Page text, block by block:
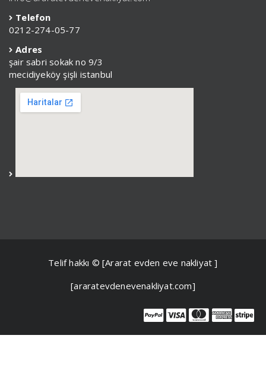
Telefon
0212-274-05-77
Adres
şair sabri sokak no 9/3
mecidiyeköy şişli istanbul
Telif hakkı © [Ararat evden eve nakliyat ]
[araratevdenevenakliyat.com]